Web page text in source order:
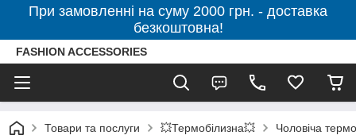
При замовленні на суму 2000 грн. - доставка
безкоштовна!
FASHION ACCESSORIES
Товари та послуги 💥Термобілизна💥 Чоловіча